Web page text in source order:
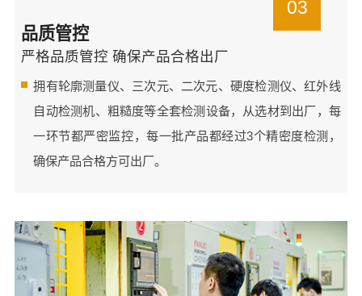
03
品质管控
严格品质管控 确保产品合格出厂
拥有轮廓测量仪、三次元、二次元、硬度检测仪、红外线
自动检测机、粗糙度等全套检测设备，从选材到出厂，每
一环节都严密监控，每一批产品都经过3个精密度检测，
确保产品合格方可出厂。